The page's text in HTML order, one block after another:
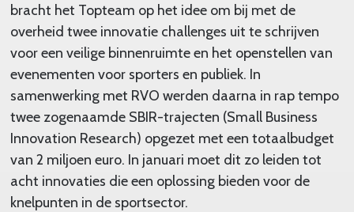
bracht het Topteam op het idee om bij met de
overheid twee innovatie challenges uit te schrijven
voor een veilige binnenruimte en het openstellen van
evenementen voor sporters en publiek. In
samenwerking met RVO werden daarna in rap tempo
twee zogenaamde SBIR-trajecten (Small Business
Innovation Research) opgezet met een totaalbudget
van 2 miljoen euro. In januari moet dit zo leiden tot
acht innovaties die een oplossing bieden voor de
knelpunten in de sportsector.